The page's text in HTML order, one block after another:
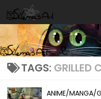
Skip to content
TAGS: GRILLED
ANIME/MANGA/